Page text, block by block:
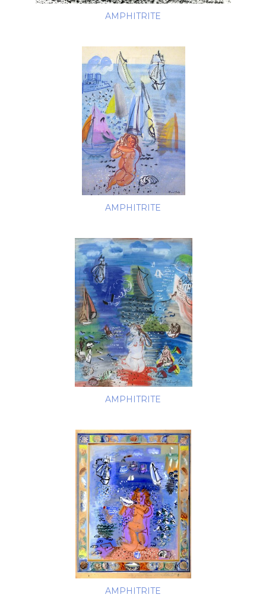
AMPHITRITE
AMPHITRITE
AMPHITRITE
AMPHITRITE